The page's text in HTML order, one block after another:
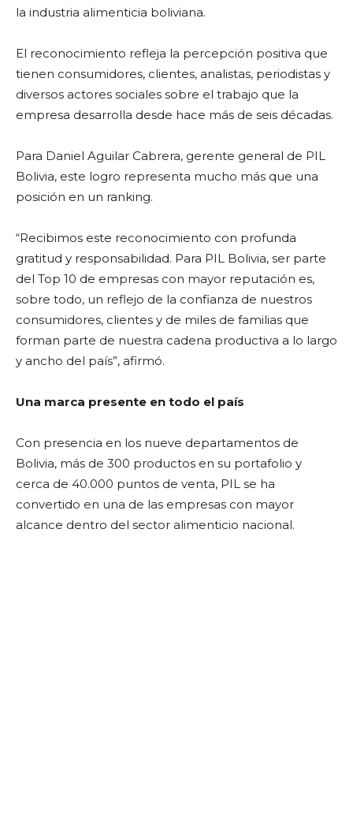
la industria alimenticia boliviana.
El reconocimiento refleja la percepción positiva que
tienen consumidores, clientes, analistas, periodistas y
diversos actores sociales sobre el trabajo que la
empresa desarrolla desde hace más de seis décadas.
Para Daniel Aguilar Cabrera, gerente general de PIL
Bolivia, este logro representa mucho más que una
posición en un ranking.
“Recibimos este reconocimiento con profunda
gratitud y responsabilidad. Para PIL Bolivia, ser parte
del Top 10 de empresas con mayor reputación es,
sobre todo, un reflejo de la confianza de nuestros
consumidores, clientes y de miles de familias que
forman parte de nuestra cadena productiva a lo largo
y ancho del país”, afirmó.
Una marca presente en todo el país
Con presencia en los nueve departamentos de
Bolivia, más de 300 productos en su portafolio y
cerca de 40.000 puntos de venta, PIL se ha
convertido en una de las empresas con mayor
alcance dentro del sector alimenticio nacional.